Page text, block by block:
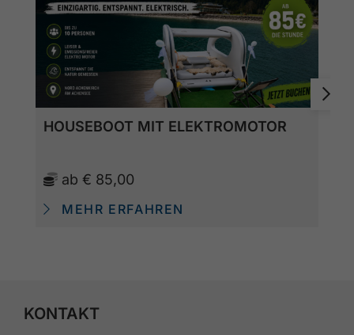
HOUSEBOOT MIT ELEKTROMOTOR
ab € 85,00
MEHR ERFAHREN
KONTAKT